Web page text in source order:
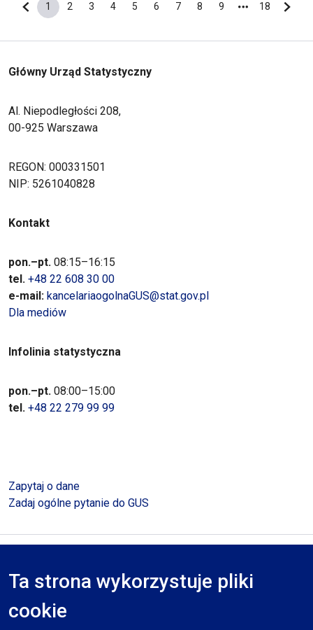
Ta strona wykorzystuje pliki
cookie
Poprzednia strona
Bieżąca strona
1
Strona
2
Strona
3
Strona
4
Strona
5
Strona
6
Strona
7
Strona
8
Strona
9
Ostatnia
18
Główny Urząd Statystyczny
Al. Niepodległości 208,
00-925 Warszawa
REGON: 000331501
NIP: 5261040828
Kontakt
pon.–pt. 08:15–16:15
tel. +48 22 608 30 00
e-mail: kancelariaogolnaGUS@stat.gov.pl
Dla mediów
Infolinia statystyczna
pon.–pt. 08:00–15:00
tel. +48 22 279 99 99
Zapytaj o dane
Zadaj ogólne pytanie do GUS
RODO